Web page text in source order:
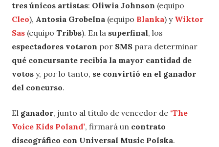
tres únicos artistas: Oliwia Johnson (equipo
Cleo), Antosia Grobelna (equipo Blanka) y Wiktor
Sas (equipo Tribbs). En la superfinal, los
espectadores votaron por SMS para determinar
qué concursante recibía la mayor cantidad de
votos y, por lo tanto, se convirtió en el ganador
del concurso.
El ganador, junto al título de vencedor de ‘The
Voice Kids Poland’, firmará un contrato
discográfico con Universal Music Polska.